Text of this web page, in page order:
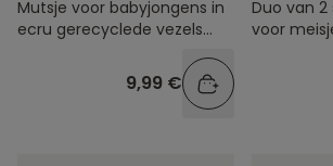
Mutsje voor babyjongens in
ecru gerecyclede vezels
9,99 €
Duo van
voor